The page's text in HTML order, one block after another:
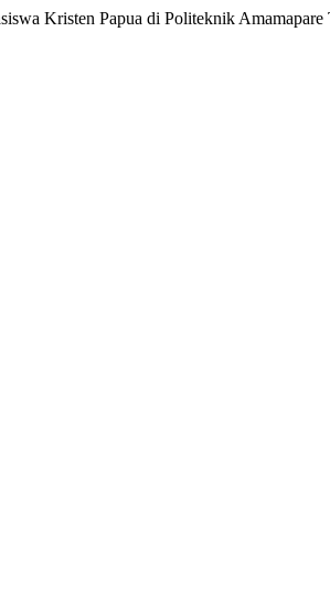
Kristen Papua di Politeknik Amamapare